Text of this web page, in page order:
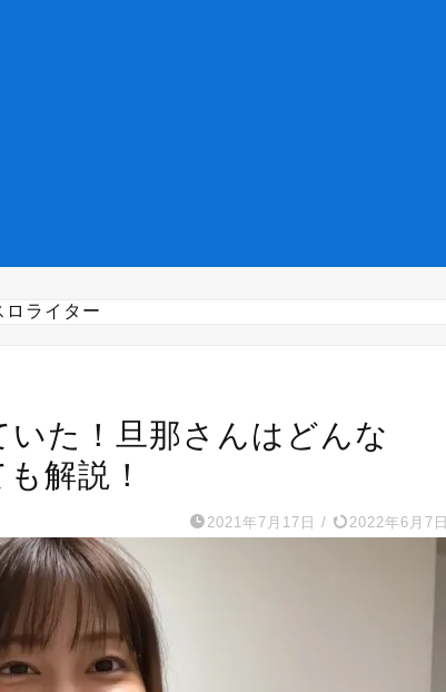
ロライター
た！旦那さんはどんな
解説！
2021年7月17日 / 2022年6月7日